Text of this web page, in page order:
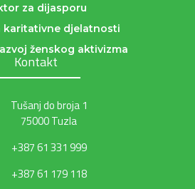
za dijasporu
karitativne djelatnosti
ženskog aktivizma
Kontakt
Tušanj do broja 1
75000 Tuzla
+387 61 331 999
+387 61 179 118